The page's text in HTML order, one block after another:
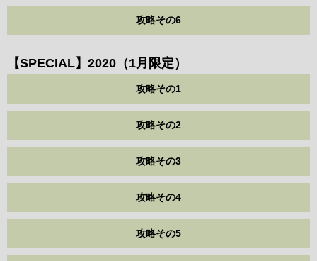
攻略その6
【SPECIAL】2020（1月限定）
攻略その1
攻略その2
攻略その3
攻略その4
攻略その5